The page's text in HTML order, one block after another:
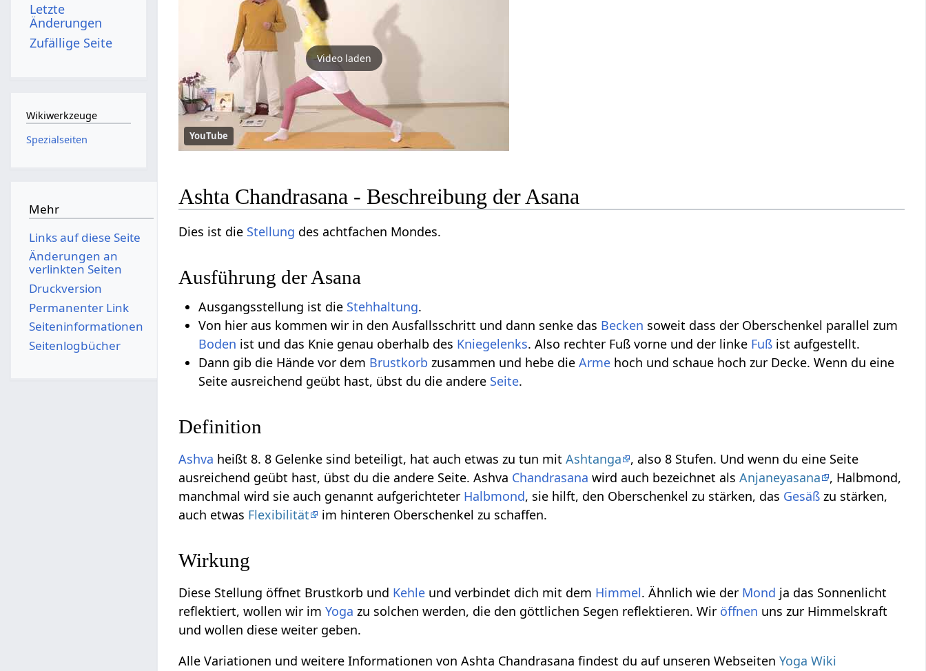
Video laden
YouTube
Ashta Chandrasana - Beschreibung der Asana
Dies ist die Stellung des achtfachen Mondes.
Ausführung der Asana
Ausgangsstellung ist die Stehhaltung.
Von hier aus kommen wir in den Ausfallsschritt und dann senke das Becken soweit dass der Oberschenkel parallel zum
Boden ist und das Knie genau oberhalb des Kniegelenks. Also rechter Fuß vorne und der linke Fuß ist aufgestellt.
Dann gib die Hände vor dem Brustkorb zusammen und hebe dieArme hoch und schaue hoch zur Decke. Wenn du eine
Seite ausreichend geübt hast, übst du die andere Seite.
Definition
Ashva heißt 8. 8 Gelenke sind beteiligt, hat auch etwas zu tun mitAshtanga
, also 8 Stufen. Und wenn du eine Seite
ausreichend geübt hast, übst du die andere Seite. Ashva Chandrasana wird auch bezeichnet alsAnjaneyasana
, Halbmond,
manchmal wird sie auch genannt aufgerichteter Halbmond, sie hilft, den Oberschenkel zu stärken, das Gesäß zu stärken,
auch etwas Flexibilität im hinteren Oberschenkel zu schaffen.
Wirkung
Diese Stellung öffnet Brustkorb und Kehle und verbindet dich mit dem Himmel. Ähnlich wie der Mond ja das Sonnenlicht
reflektiert, wollen wir imYoga zu solchen werden, die den göttlichen Segen reflektieren. Wir öffnen uns zur Himmelskraft
und wollen diese weiter geben.
Alle Variationen und weitere Informationen von Ashta Chandrasana findest du auf unseren WebseitenYoga Wiki
Letzte
Änderungen
Zufällige Seite
Wikiwerkzeuge
Spezialseiten
Mehr
Links auf diese Seite
Änderungen an
verlinkten Seiten
Druckversion
Permanenter Link
Seiten­­informationen
Seitenlogbücher